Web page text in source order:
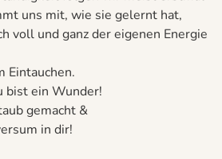
uns mit, wie sie gelernt hat,
voll und ganz der eigenen Energie
Eintauchen.
bist ein Wunder!
gemacht &
in dir!